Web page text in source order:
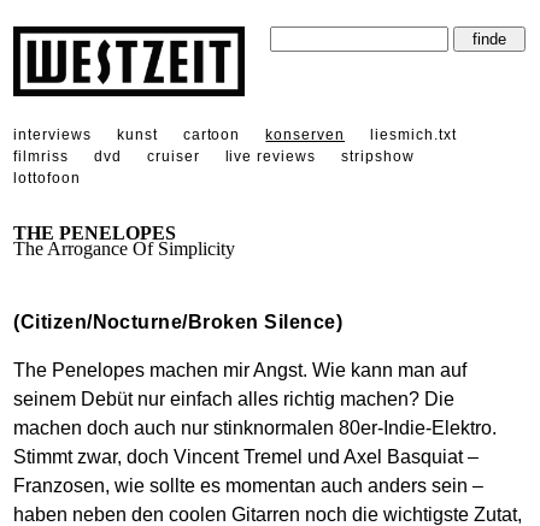
interviews kunst cartoon konserven
liesmich.txt
filmriss
dvd cruiser live reviews
stripshow
lottofoon
THE PENELOPES
The Arrogance Of Simplicity
(Citizen/Nocturne/Broken Silence)
The Penelopes machen mir Angst. Wie kann man auf
seinem Debüt nur einfach alles richtig machen? Die
machen doch auch nur stinknormalen 80er-Indie-Elektro.
Stimmt zwar, doch Vincent Tremel und Axel Basquiat –
Franzosen, wie sollte es momentan auch anders sein –
haben neben den coolen Gitarren noch die wichtigste Zutat,